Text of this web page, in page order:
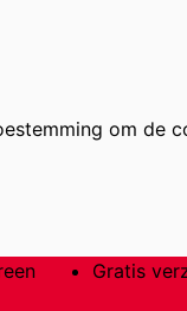
om de
Gratis